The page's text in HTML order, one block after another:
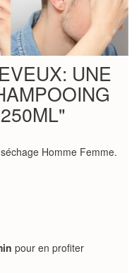
UNE
Homme Femme.
pour en profiter